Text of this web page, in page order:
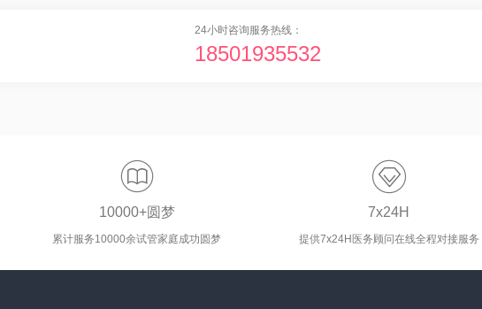
24小时咨询服务热线：
18501935532

10000+圆梦
累计服务10000余试管家庭成功圆梦

7x24H
提供7x24H医务顾问在线全程对接服务